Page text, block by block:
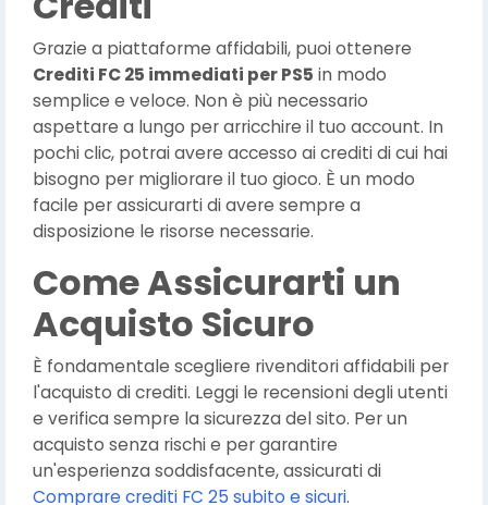
Grazie a piattaforme affidabili, puoi ottenere
Crediti FC 25 immediati per PS5 in modo
semplice e veloce. Non è più necessario
aspettare a lungo per arricchire il tuo account. In
pochi clic, potrai avere accesso ai crediti di cui hai
bisogno per migliorare il tuo gioco. È un modo
facile per assicurarti di avere sempre a
disposizione le risorse necessarie.
Come Assicurarti un
Acquisto Sicuro
È fondamentale scegliere rivenditori affidabili per
l'acquisto di crediti. Leggi le recensioni degli utenti
e verifica sempre la sicurezza del sito. Per un
acquisto senza rischi e per garantire
un'esperienza soddisfacente, assicurati di
Comprare crediti FC 25 subito e sicuri.